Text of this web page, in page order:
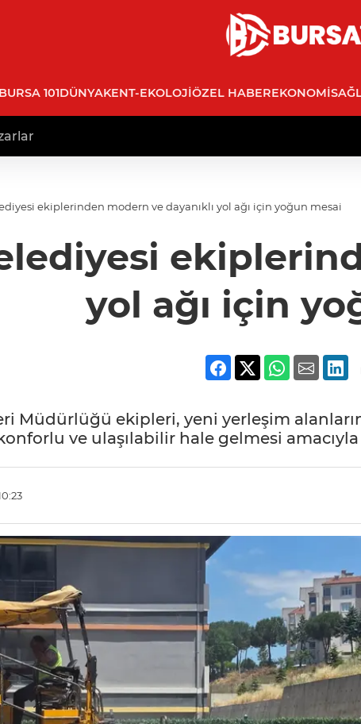
BURSA 101DÜNYAKENT-EKOLOJIÖZEL HABEREKONOMI
ekiplerinden modern ve dayanıklı yol ağı için yoğun mesai
yol ağı için
Müdürlüğü ekipleri, yeni yerleşim
ve ulaşılabilir hale gelmesi